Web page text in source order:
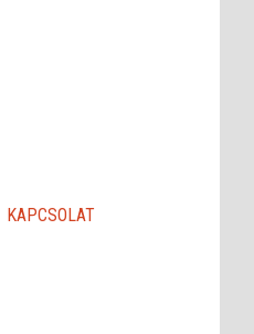
KAPCSOLAT